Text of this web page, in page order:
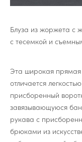
Блуза из жоржета с
с тесемкой и
Эта широкая
отличается
присборенный
завязывающуюся
рукава с
брюками из